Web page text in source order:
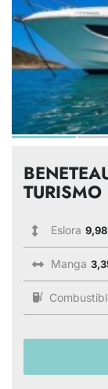
Eslora
Manga